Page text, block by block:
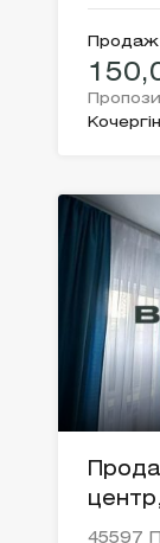
Продаж
45597